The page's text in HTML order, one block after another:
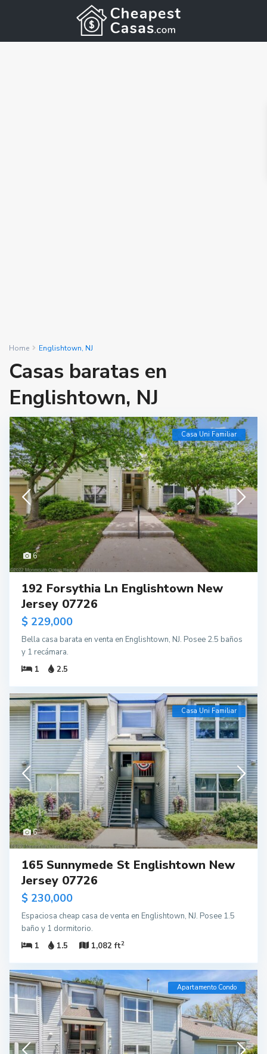
Home Englishtown, NJ
Casas baratas en
Englishtown, NJ
6
Casa Uni Familiar
192 Forsythia Ln Englishtown New
Jersey 07726
$ 229,000
Bella casa barata en venta en Englishtown, NJ. Posee 2.5 baños
y 1 recámara.
1
2.5
6
Casa Uni Familiar
165 Sunnymede St Englishtown New
Jersey 07726
$ 230,000
Espaciosa cheap casa de venta en Englishtown, NJ. Posee 1.5
baño y 1 dormitorio.
1
1.5 1,082 ft2
Apartamento Condo